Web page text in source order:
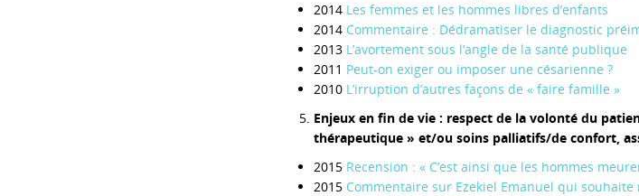
2014 Les femmes et les hommes libres d’enfants
2014 Commentaire : Dédramatiser le diagnostic
2013 L’avortement sous l’angle de la santé publique
2011 Peut-on exiger ou imposer une césarienne ?
2010 L’irruption d’autres façons de « faire famille »
Enjeux en fin de vie : respect de la volonté du
thérapeutique » et/ou soins palliatifs/de confort,
2015 Recension : « C’est ainsi que les hommes
2015 Commentaire sur Ezekiel Emanuel qui